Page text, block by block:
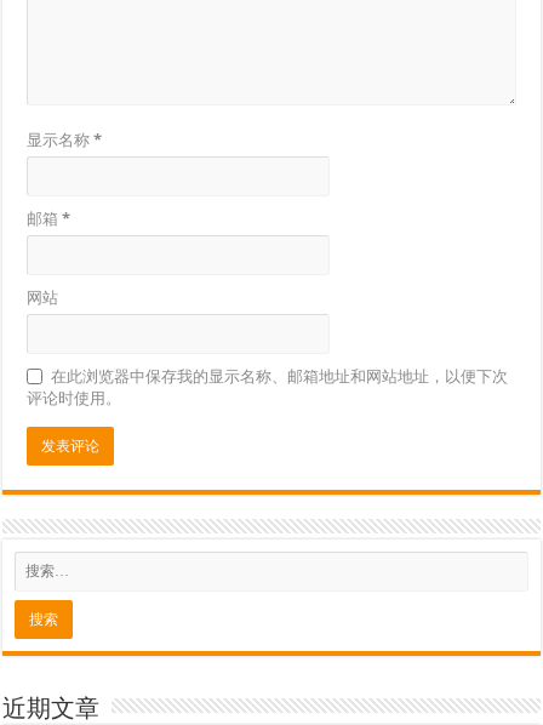
显示名称*
邮箱*
网站
在此浏览器中保存我的显示名称、邮箱地址和网站地址，以便下次
评论时使用。
近期文章